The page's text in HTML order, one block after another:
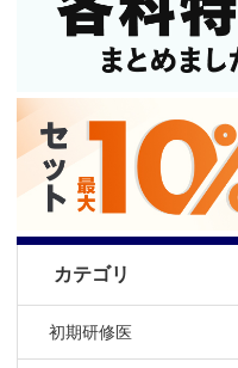
カテゴリ
初期研修医